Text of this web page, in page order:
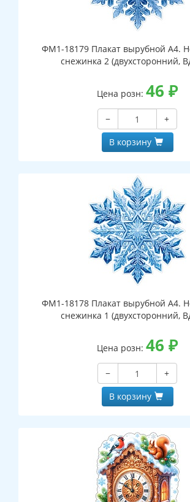
ФМ1-18179 Плакат вырубной А4.
снежинка 2 (двухсторонний,
Цена розн: 46 ₽
−
+
В корзину
ФМ1-18178 Плакат вырубной А4.
снежинка 1 (двухсторонний,
Цена розн: 46 ₽
−
+
В корзину